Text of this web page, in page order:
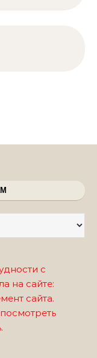
с
на сайте:
сайта.